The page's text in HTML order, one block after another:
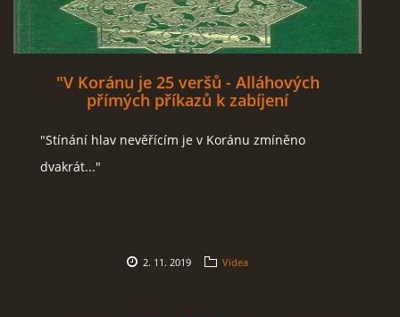
"V Koránu je 25 veršů - Alláhových
přímých příkazů k zabíjení
"Stínání hlav nevěřícím je v Koránu zmíněno
dvakrát..."
2. 11. 2019 Videa